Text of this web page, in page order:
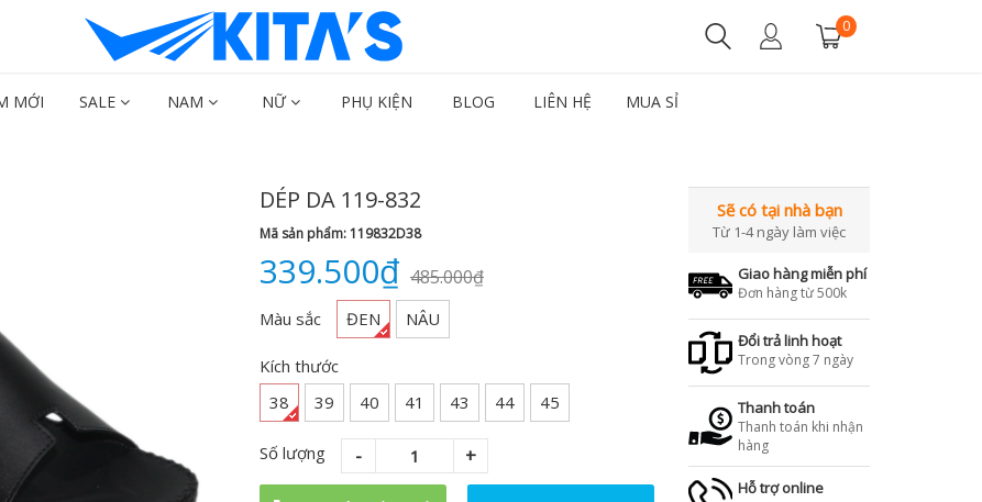
0
MỚI SALE NAM NỮ PHỤ KIỆN BLOG LIÊN HỆ MUA SỈ
DÉP DA 119-832
Mã sản phẩm: 119832D38
339.500₫ 485.000₫
Màu sắc ĐEN NÂU
Kích thước
38
39 40 41 43 44 45
Số lượng
Sẽ có tại nhà bạn
Từ 1-4 ngày làm việc
Giao hàng miễn phí
Đơn hàng từ 500k
Đổi trả linh hoạt
Trong vòng 7 ngày
Thanh toán
Thanh toán khi nhận
hàng
Hỗ trợ online